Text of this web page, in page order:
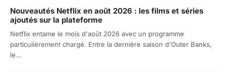
Nouveautés Netflix en août 2026 : les films et séries
ajoutés sur la plateforme
Netflix entame le mois d'août 2026 avec un programme
particulièrement chargé. Entre la dernière saison d'Outer Banks,
le...